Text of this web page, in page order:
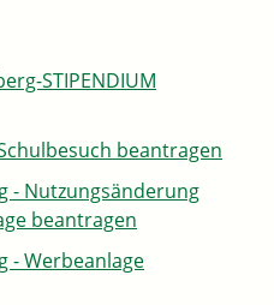
STIPENDIUM
beantragen
- Nutzungsänderung
beantragen
- Werbeanlage